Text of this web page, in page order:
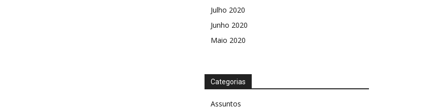
Julho 2020
Junho 2020
Maio 2020
Categorias
Assuntos